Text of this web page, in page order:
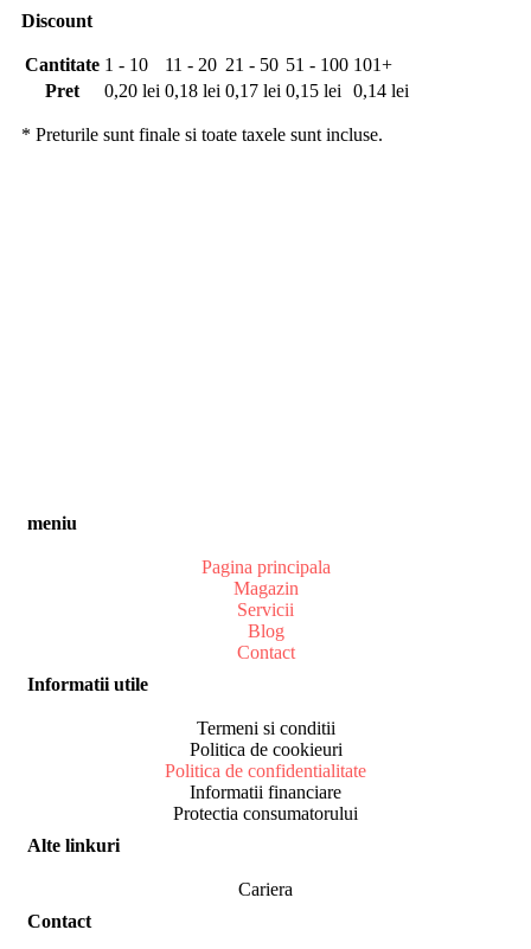
Discount
Cantitate 1 - 10 11 - 20 21 - 50 51 - 100 101+
Pret
0,20 lei 0,18 lei 0,17 lei 0,15 lei 0,14 lei
* Preturile sunt finale si toate taxele sunt incluse.
meniu
Pagina principala
Magazin
Servicii
Blog
Contact
Informatii utile
Termeni si conditii
Politica de cookieuri
Politica de confidentialitate
Informatii financiare
Protectia consumatorului
Alte linkuri
Cariera
Contact